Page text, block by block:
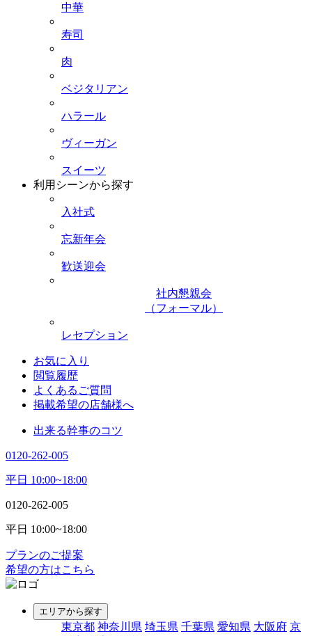
中華
寿司
肉
ベジタリアン
ハラール
ヴィーガン
スイーツ
利用シーンから探す
入社式
忘新年会
歓送迎会
社内懇親会
（フォーマル）
レセプション
お気に入り
閲覧履歴
よくあるご質問
掲載希望の店舗様へ
出来る幹事のコツ
0120-262-005
平日 10:00~18:00
0120-262-005
平日 10:00~18:00
プランのご提案
希望の方はこちら
エリアから探す
東京都 神奈川県 埼玉県 千葉県 愛知県 大阪府 京